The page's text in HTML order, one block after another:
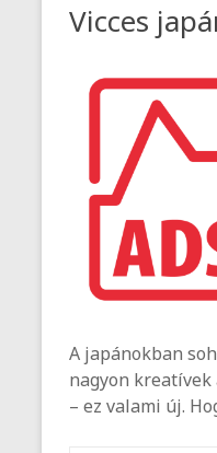
Vicces
A japánokban
nagyon
– ez valami új.